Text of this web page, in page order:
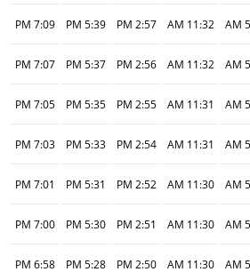
11:32 AM
2:57 PM
5:39 PM
7:09 PM
11:32 AM
2:56 PM
5:37 PM
7:07 PM
11:31 AM
2:55 PM
5:35 PM
7:05 PM
11:31 AM
2:54 PM
5:33 PM
7:03 PM
11:30 AM
2:52 PM
5:31 PM
7:01 PM
11:30 AM
2:51 PM
5:30 PM
7:00 PM
11:30 AM
2:50 PM
5:28 PM
6:58 PM